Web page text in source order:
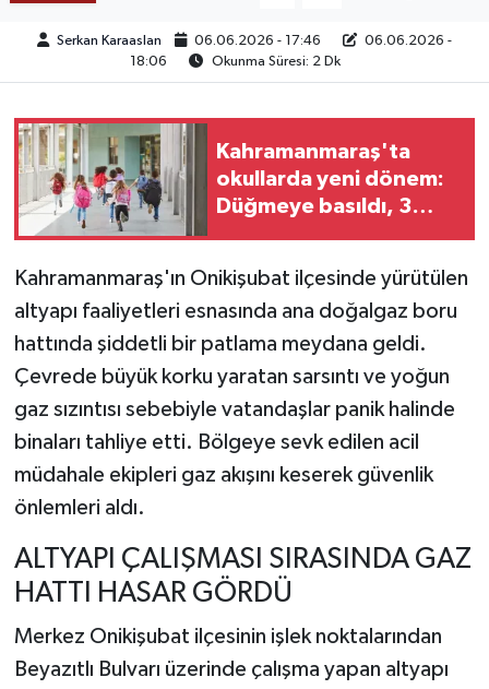
Serkan Karaaslan 06.06.2026 - 17:46
06.06.2026 -
18:06
Okunma Süresi: 2 Dk
Kahramanmaraş'ta
okullarda yeni dönem:
Düğmeye basıldı, 3
Kahramanmaraş'ın Onikişubat ilçesinde yürütülen
altyapı faaliyetleri esnasında ana doğalgaz boru
hattında şiddetli bir patlama meydana geldi.
Çevrede büyük korku yaratan sarsıntı ve yoğun
gaz sızıntısı sebebiyle vatandaşlar panik halinde
binaları tahliye etti. Bölgeye sevk edilen acil
müdahale ekipleri gaz akışını keserek güvenlik
önlemleri aldı.
ALTYAPI ÇALIŞMASI SIRASINDA GAZ
HATTI HASAR GÖRDÜ
Merkez Onikişubat ilçesinin işlek noktalarından
Beyazıtlı Bulvarı üzerinde çalışma yapan altyapı
TEKNOLOJİ
YAŞAM
KÜLTÜR SANAT